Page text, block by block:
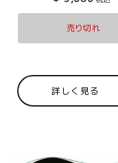
売り切れ
詳しく見る